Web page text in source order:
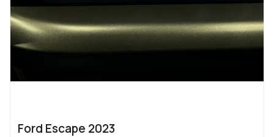
Ford Escape 2023